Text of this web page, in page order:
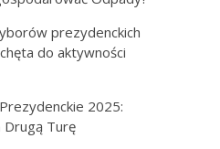
prezydenckich
do aktywności
2025:
Drugą Turę